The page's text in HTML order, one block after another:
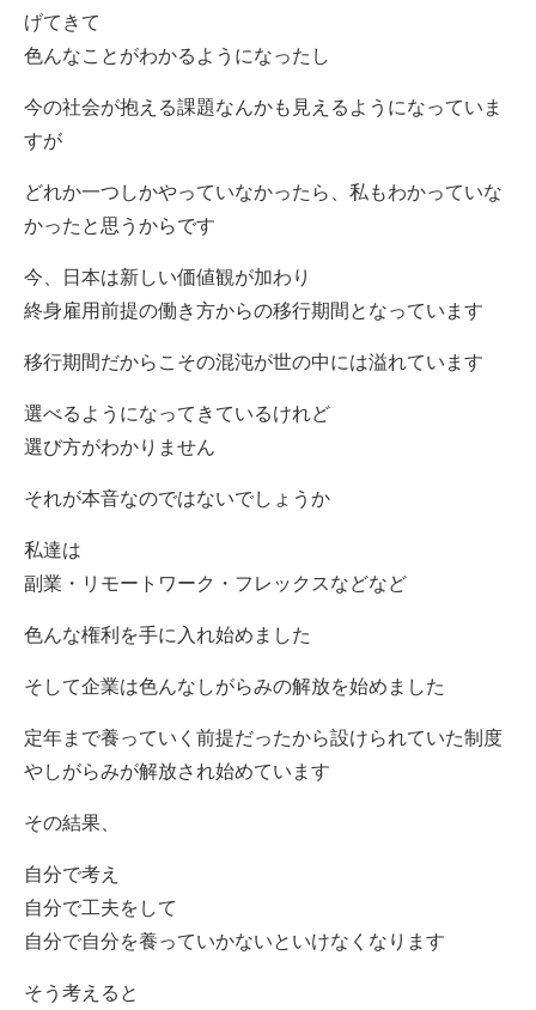
げてきて
色んなことがわかるようになったし
今の社会が抱える課題なんかも見えるようになっていま
すが
どれか一つしかやっていなかったら、私もわかっていな
かったと思うからです
今、日本は新しい価値観が加わり
終身雇用前提の働き方からの移行期間となっています
移行期間だからこその混沌が世の中には溢れています
選べるようになってきているけれど
選び方がわかりません
それが本音なのではないでしょうか
私達は
副業・リモートワーク・フレックスなどなど
色んな権利を手に入れ始めました
そして企業は色んなしがらみの解放を始めました
定年まで養っていく前提だったから設けられていた制度
やしがらみが解放され始めています
その結果、
自分で考え
自分で工夫をして
自分で自分を養っていかないといけなくなります
そう考えると